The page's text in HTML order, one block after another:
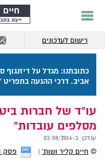
ייצוג
רישום לעדכונים
אביב. דרכי ההגעה בתפריט
עו"ד של חברות
מסלפים עובדות"
עודכן ב-03/08/2014
© חיים קליר ושות' פסק